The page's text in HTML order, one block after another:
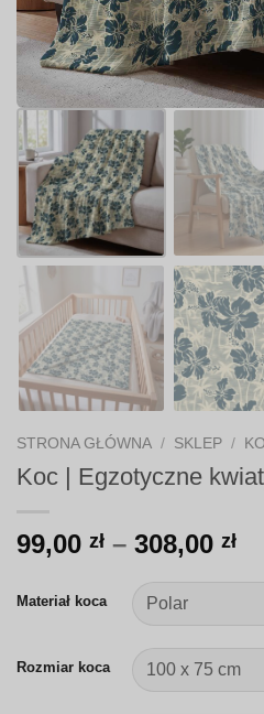
STRONA GŁÓWNA / SKLEP /
Koc | Egzotyczne
99,00 zł – 308,00 zł
Materiał koca
Rozmiar koca